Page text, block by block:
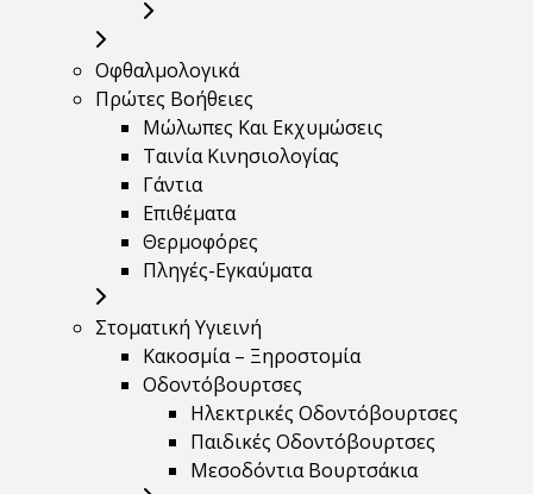
Οφθαλμολογικά
Πρώτες Βοήθειες
Μώλωπες Και Εκχυμώσεις
Ταινία Κινησιολογίας
Γάντια
Επιθέματα
Θερμοφόρες
Πληγές-Εγκαύματα
Στοματική Υγιεινή
Κακοσμία – Ξηροστομία
Οδοντόβουρτσες
Ηλεκτρικές Οδοντόβουρτσες
Παιδικές Οδοντόβουρτσες
Μεσοδόντια Βουρτσάκια